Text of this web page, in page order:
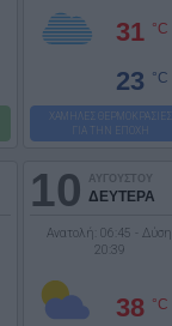
31 °C
23 °C
ΧΑΜΗΛΕΣ ΘΕΡΜΟΚΡΑΣΙΕΣ
ΓΙΑ ΤΗΝ ΕΠΟΧΗ
10 ΑΥΓΟΥΣΤΟΥ
ΔΕΥΤΕΡΑ
Ανατολή: 06:45 - Δύση:
20:39
38 °C